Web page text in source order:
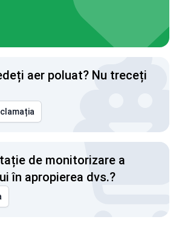
aer poluat? Nu treceți
de monitorizare a
în apropierea dvs.?